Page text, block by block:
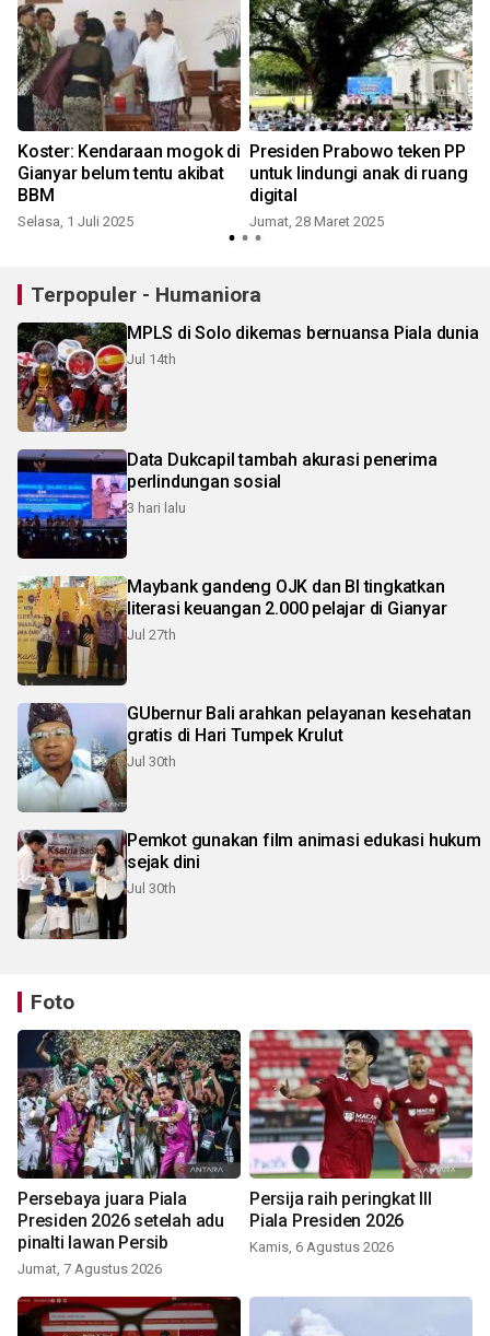
Koster: Kendaraan mogok di
Gianyar belum tentu akibat
BBM
Selasa, 1 Juli 2025
Presiden Prabowo teken PP
untuk lindungi anak di ruang
digital
Jumat, 28 Maret 2025
Terpopuler - Humaniora
MPLS di Solo dikemas bernuansa Piala dunia
Jul 14th
Data Dukcapil tambah akurasi penerima
perlindungan sosial
3 hari lalu
Maybank gandeng OJK dan BI tingkatkan
literasi keuangan 2.000 pelajar di Gianyar
Jul 27th
GUbernur Bali arahkan pelayanan kesehatan
gratis di Hari Tumpek Krulut
Jul 30th
Pemkot gunakan film animasi edukasi hukum
sejak dini
Jul 30th
Foto
Persebaya juara Piala
Presiden 2026 setelah adu
pinalti lawan Persib
Jumat, 7 Agustus 2026
Persija raih peringkat III
Piala Presiden 2026
Kamis, 6 Agustus 2026